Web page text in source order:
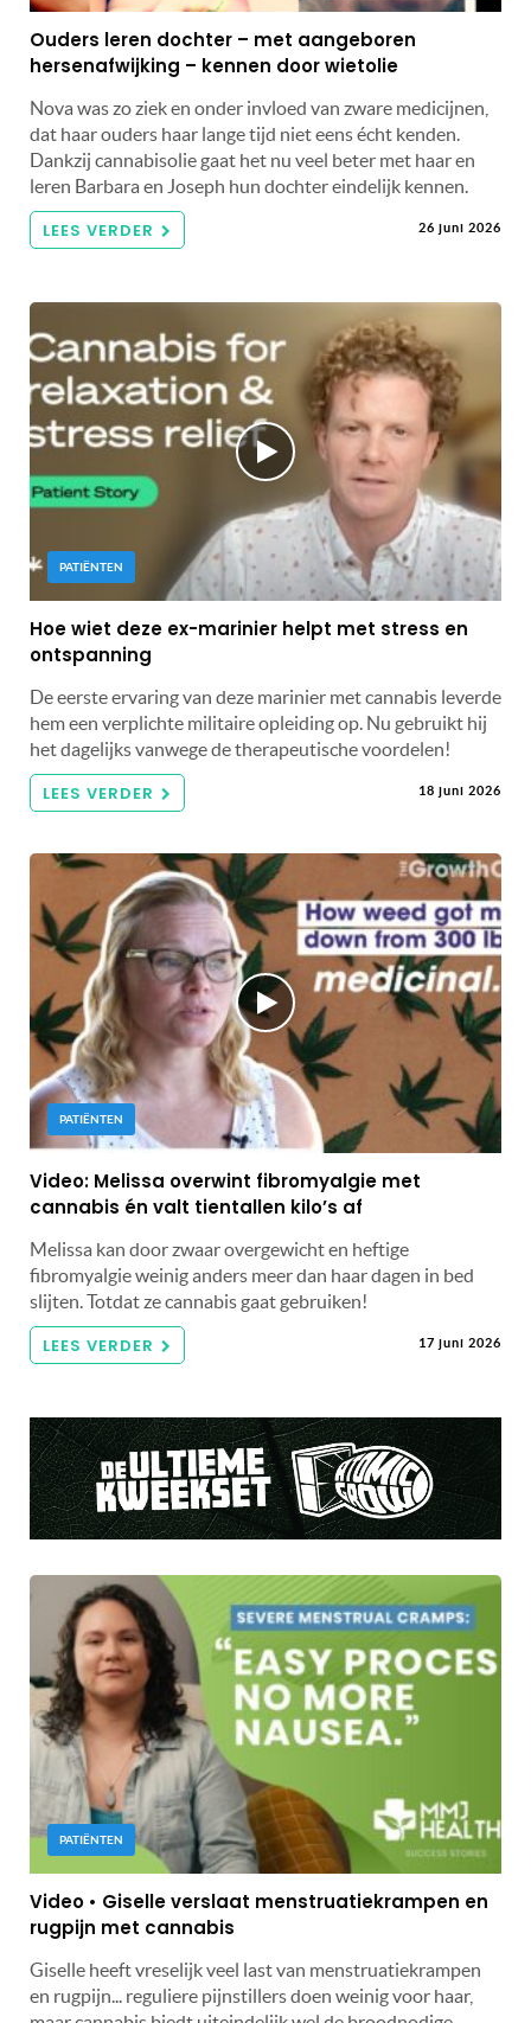
Ouders leren dochter – met aangeboren
hersenafwijking – kennen door wietolie
Nova was zo ziek en onder invloed van zware medicijnen,
dat haar ouders haar lange tijd niet eens écht kenden.
Dankzij cannabisolie gaat het nu veel beter met haar en
leren Barbara en Joseph hun dochter eindelijk kennen.
LEES VERDER 26 juni 2026
PATIËNTEN
Hoe wiet deze ex-marinier helpt met stress en
ontspanning
De eerste ervaring van deze marinier met cannabis leverde
hem een ​​verplichte militaire opleiding op. Nu gebruikt hij
het dagelijks vanwege de therapeutische voordelen!
LEES VERDER 18 juni 2026
PATIËNTEN
Video: Melissa overwint fibromyalgie met
cannabis én valt tientallen kilo’s af
Melissa kan door zwaar overgewicht en heftige
fibromyalgie weinig anders meer dan haar dagen in bed
slijten. Totdat ze cannabis gaat gebruiken!
LEES VERDER 17 juni 2026
PATIËNTEN
Video • Giselle verslaat menstruatiekrampen en
rugpijn met cannabis
Giselle heeft vreselijk veel last van menstruatiekrampen
en rugpijn... reguliere pijnstillers doen weinig voor haar,